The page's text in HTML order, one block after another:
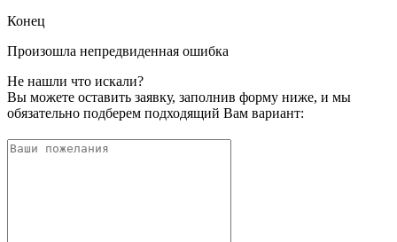
Конец
Произошла непредвиденная ошибка
Не нашли что искали?
Вы можете оставить заявку, заполнив форму ниже, и мы
обязательно подберем подходящий Вам вариант: